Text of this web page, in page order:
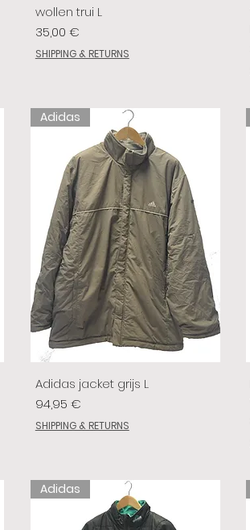
wollen trui L
Preis
35,00 €
SHIPPING & RETURNS
Adidas
Adidas jacket grijs L
Preis
94,95 €
SHIPPING & RETURNS
Adidas